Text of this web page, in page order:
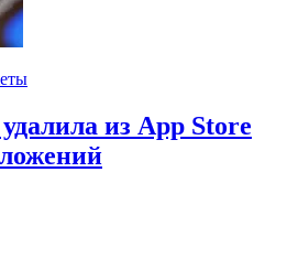
из App Store